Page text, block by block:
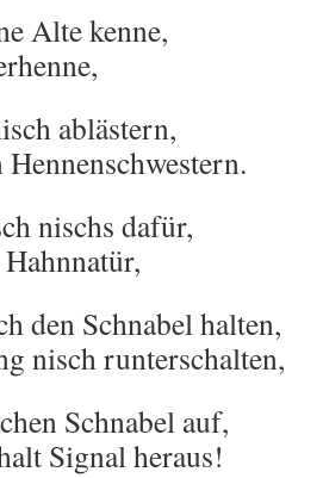
Alte kenne,
ablästern,
nischs dafür,
den Schnabel halten,
nisch runterschalten,
Schnabel auf,
Signal heraus!